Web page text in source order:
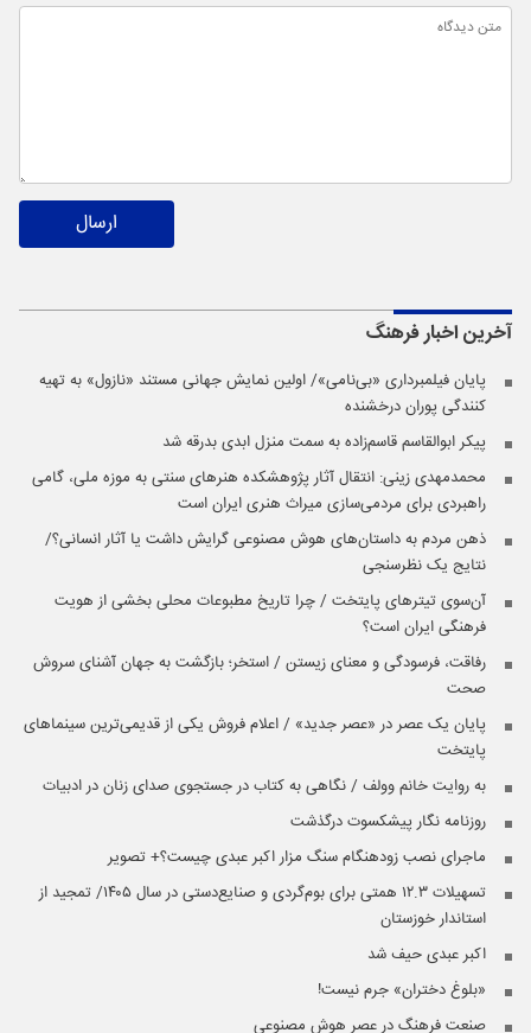
ارسال
آخرین اخبارفرهنگ
پایان فیلمبرداری «بی‌نامی»/ اولین نمایش جهانی مستند «نازول» به تهیه
کنندگی پوران درخشنده
پیکر ابوالقاسم قاسم‌زاده به سمت منزل ابدی بدرقه شد
محمدمهدی زینی: انتقال آثار پژوهشکده هنرهای سنتی به موزه ملی، گامی
راهبردی برای مردمی‌سازی میراث هنری ایران است
ذهن مردم به داستان‌های هوش مصنوعی گرایش داشت یا آثار انسانی؟/
نتایج یک نظرسنجی
آن‌سوی تیترهای پایتخت / چرا تاریخ مطبوعات محلی بخشی از هویت
فرهنگی ایران است؟
رفاقت، فرسودگی و معنای زیستن / استخر؛ بازگشت به جهان آشنای سروش
صحت
پایان یک عصر در «عصر جدید» / اعلام فروش یکی از قدیمی‌ترین سینماهای
پایتخت
به روایت خانم وولف / نگاهی به کتاب در جستجوی صدای زنان در ادبیات
روزنامه نگار پیشکسوت درگذشت
ماجرای نصب زودهنگام سنگ مزار اکبر عبدی چیست؟+ تصویر
تسهیلات ۱۲.۳ همتی برای بوم‌گردی و صنایع‌دستی در سال ۱۴۰۵/ تمجید از
استاندار خوزستان
اکبر عبدی حیف شد
«بلوغ دختران» جرم نیست!
صنعت فرهنگ در عصر هوش مصنوعی